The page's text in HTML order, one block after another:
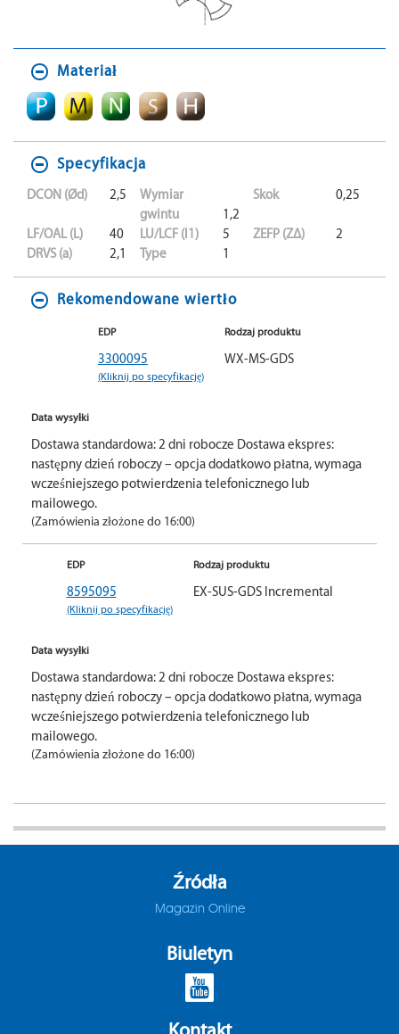
Materiał
Specyfikacja
DCON (Ød) 2,5
Wymiar
gwintu
1,2
Skok 0,25
LF/OAL (L) 40 LU/LCF (l1) 5 ZEFP (ZΔ)
2
DRVS (a)
2,1 Type 1
Rekomendowane wiertło
EDP
3300095
(Kliknij po specyfikację)
Rodzaj produktu
WX-MS-GDS
Data wysyłki
Dostawa standardowa: 2 dni robocze Dostawa ekspres:
następny dzień roboczy – opcja dodatkowo płatna, wymaga
wcześniejszego potwierdzenia telefonicznego lub
mailowego.
(Zamówienia złożone do 16:00)
EDP
8595095
(Kliknij po specyfikację)
Rodzaj produktu
EX-SUS-GDS Incremental
Data wysyłki
Dostawa standardowa: 2 dni robocze Dostawa ekspres:
następny dzień roboczy – opcja dodatkowo płatna, wymaga
wcześniejszego potwierdzenia telefonicznego lub
mailowego.
(Zamówienia złożone do 16:00)
Źródła
Magazin Online
Biuletyn